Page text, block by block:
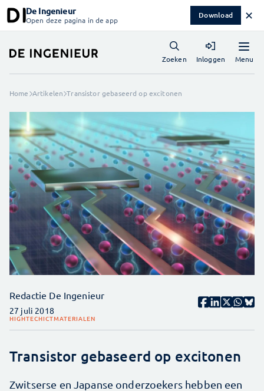
De Ingenieur
Open deze pagina in de app Download ✕
Menu
Zoeken Inloggen
Home Artikelen Transistor gebaseerd op excitonen
Redactie De Ingenieur
27 juli 2018
HIGHTECHICTMATERIALEN
Transistor gebaseerd op excitonen
Zwitserse en Japanse onderzoekers hebben een